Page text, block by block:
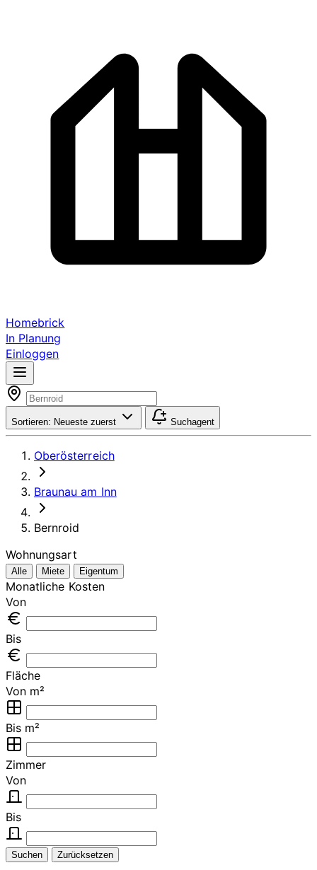
Homebrick
In Planung
Einloggen
Sortieren: Neueste zuerst Suchagent
Oberösterreich
Braunau am Inn
Bernroid
Wohnungsart
Alle Miete Eigentum
Monatliche Kosten
Von
Bis
Fläche
Von m²
Bis m²
Zimmer
Von
Bis
Suchen Zurücksetzen